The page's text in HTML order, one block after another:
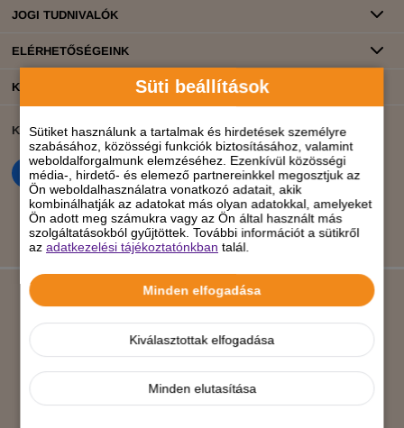
Süti beállítások
Sütiket használunk a tartalmak és hirdetések személyre
szabásához, közösségi funkciók biztosításához, valamint
weboldalforgalmunk elemzéséhez. Ezenkívül közösségi
média-, hirdető- és elemező partnereinkkel megosztjuk az
Ön weboldalhasználatra vonatkozó adatait, akik
kombinálhatják az adatokat más olyan adatokkal, amelyeket
Ön adott meg számukra vagy az Ön által használt más
szolgáltatásokból gyűjtöttek. További információt a sütikről
azadatkezelési tájékoztatónkban talál.
Minden elfogadása
Kiválasztottak elfogadása
Minden elutasítása
JOGI TUDNIVALÓK
ELÉRHETŐSÉGEINK
KATEGÓRIÁK
KÖZÖSSÉGI ÉLET BANKKÁRTYÁS FIZETÉS
Árukereső.hu